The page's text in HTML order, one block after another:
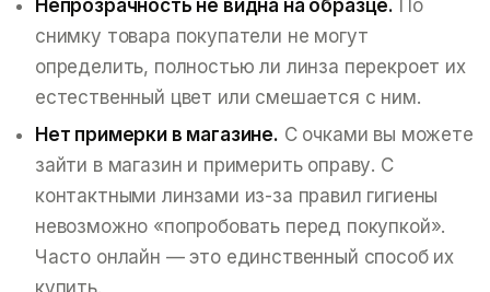
Непрозрачность не видна на образце. По
снимку товара покупатели не могут
определить, полностью ли линза перекроет их
естественный цвет или смешается с ним.
Нет примерки в магазине. С очками вы можете
зайти в магазин и примерить оправу. С
контактными линзами из-за правил гигиены
невозможно «попробовать перед покупкой».
Часто онлайн — это единственный способ их
купить.